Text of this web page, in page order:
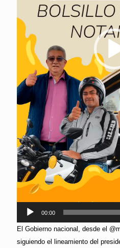
00:00
El Gobierno nacional, desde el
siguiendo el lineamiento del